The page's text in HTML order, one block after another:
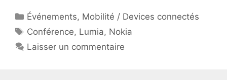
Catégories
Événements, Mobilité / Devices connectés
Étiquettes
Conférence, Lumia, Nokia
Laisser un commentaire